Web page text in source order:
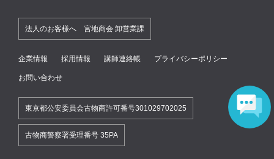
法人のお客様へ 宮地商会 卸営業課
企業情報 採用情報 講師連絡帳 プライバシーポリシー
お問い合わせ
東京都公安委員会古物商許可番号301029702025
古物商警察署受理番号 35PA